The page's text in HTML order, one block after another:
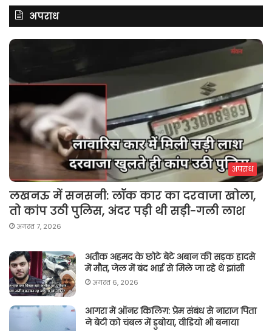
अपराध
अपराध
लखनऊ में सनसनी: लॉक कार का दरवाजा खोला,
तो कांप उठी पुलिस, अंदर पड़ी थी सड़ी-गली लाश
अगस्त 7, 2026
अतीक अहमद के छोटे बेटे अबान की सड़क हादसे
में मौत, जेल में बंद भाई से मिले जा रहे थे झांसी
अगस्त 6, 2026
आगरा में ऑनर किलिग़: प्रेम संबंध से नाराज पिता
ने बेटी को चंबल में डुबोया, वीडियो भी बनाया